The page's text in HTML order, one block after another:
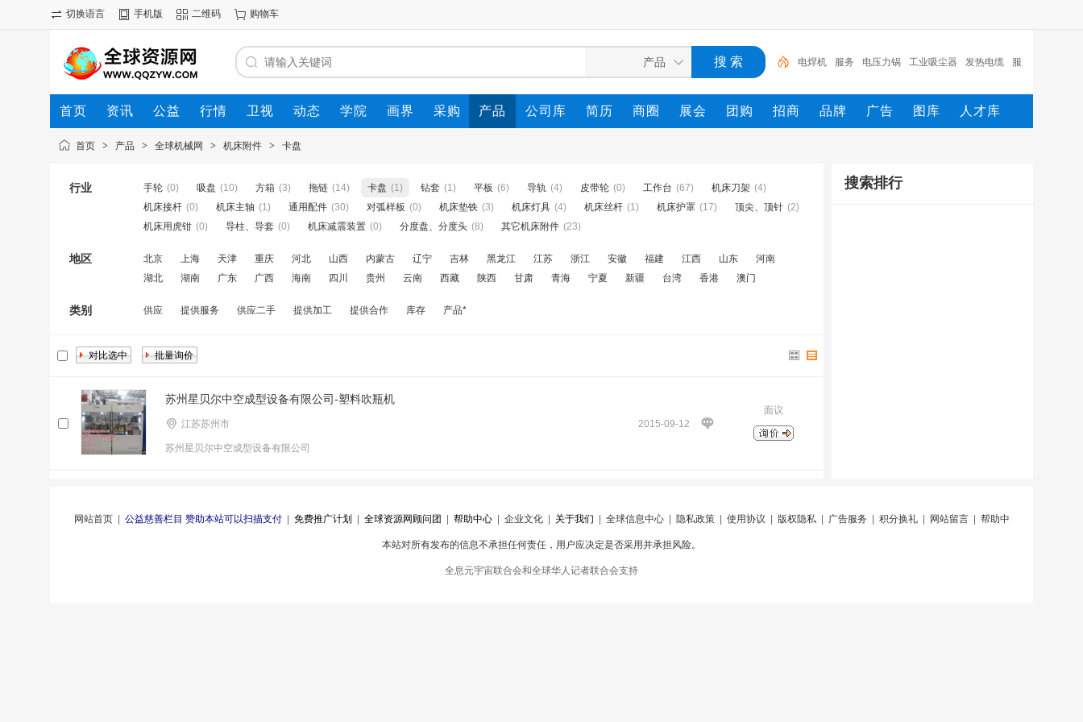
切换语言 手机版 二维码 购物车
电焊机 服务 电压力锅 工业吸尘器 发热电缆 服
装 服装打包机 服务/ 工具 家用电器
首页 资讯 公益 行情 卫视 动态 学院 画界 采购 产品 公司库 简历 商圈 展会 团购 招商 品牌 广告 图库 人才库
首页 > 产品 > 全球机械网 > 机床附件 > 卡盘
行业 手轮 (0) 吸盘 (10) 方箱 (3) 拖链 (14) 卡盘 (1) 钻套 (1) 平板 (6) 导轨 (4) 皮带轮 (0) 工作台 (67) 机床刀架 (4)
机床接杆 (0) 机床主轴 (1) 通用配件 (30) 对弧样板 (0) 机床垫铁 (3) 机床灯具 (4) 机床丝杆 (1) 机床护罩 (17) 顶尖、顶针 (2)
机床用虎钳 (0) 导柱、导套 (0) 机床减震装置 (0) 分度盘、分度头 (8) 其它机床附件 (23)
地区 北京 上海 天津 重庆 河北 山西 内蒙古 辽宁 吉林 黑龙江 江苏 浙江 安徽 福建 江西 山东
河南
湖北
湖南 广东 广西 海南 四川 贵州 云南 西藏 陕西 甘肃 青海 宁夏 新疆 台湾 香港 澳门
类别 供应 提供服务 供应二手 提供加工 提供合作 库存 产品*
苏州星贝尔中空成型设备有限公司-塑料吹瓶机
2015-09-12
江苏苏州市
苏州星贝尔中空成型设备有限公司
面议
搜索排行
网站首页| 公益慈善栏目 赞助本站可以扫描支付| 免费推广计划 全球资源网顾问团 帮助中心| 企业文化| 关于我们 全球信息中心| 隐私政策| 使用协议 版权隐私| 广告服务 积分换礼| 网站留言| 帮助中
心|违规举报
本站对所有发布的信息不承担任何责任，用户应决定是否采用并承担风险。
全息元宇宙联合会和全球华人记者联合会支持